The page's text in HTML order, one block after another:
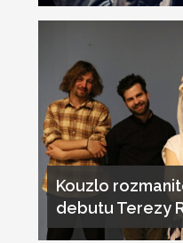
Kouzlo
debutu Terezy